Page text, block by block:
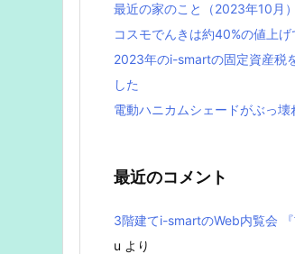
最近の家のこと（2023年10月）
コスモでんきは約40%の値上げ
2023年のi-smartの固定資産税
した
電動ハニカムシェードがぶっ壊
最近のコメント
3階建てi-smartのWeb内覧会 『
u より